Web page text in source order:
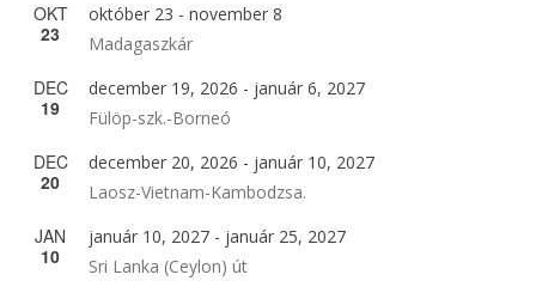
OKT
23
október 23 - november 8
Madagaszkár
DEC
19
december 19, 2026 - január 6, 2027
Fülöp-szk.-Borneó
DEC
20
december 20, 2026 - január 10, 2027
Laosz-Vietnam-Kambodzsa.
JAN
10
január 10, 2027 - január 25, 2027
Sri Lanka (Ceylon) út